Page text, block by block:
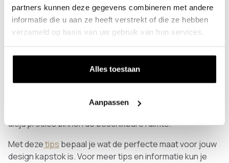
partners kunnen deze gegevens combineren met andere
informatie die u aan ze heeft verstrekt of die ze hebben
verzameld op basis van uw gebruik van hun services.
Alles toestaan
Aanpassen
combinatie kun je niet krijgen!
De Iconic Staf RVS past bijvoorbeeld perfect bij de
Kapstok Uven RVSof de Kapstok Uven RVS . De Square
schoenenrek met houten aflegplanken gecombineerd
met deKapstok Ulena? Over de afmetingen hoef je je
geen zorgen te maken. Deschoenenrekken
altijd precies binnen de beschikbare ruimte.
Met dezetips bepaal je wat de perfecte maat voor jouw
design kapstok is. Voor meer tips en informatie kun je